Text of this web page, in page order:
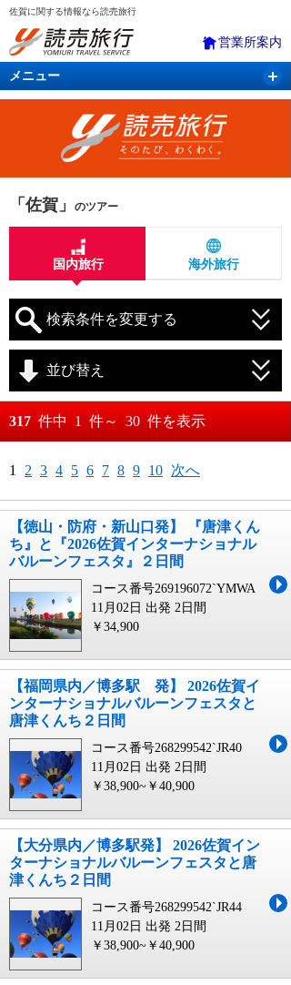
佐賀に関する情報なら読売旅行
営業所案内
メニュー
国内旅行 バスツアー 海外旅行
「佐賀」 のツアー
国内旅行 海外旅行
検索条件を変更する
月 日～
月 日
並び替え
おすすめ順
料金が高い順
317 件中 1 件～ 30 件を表示
1 2 3 4 5 6 7 8 9 10 次へ
【徳山・防府・新山口発】 『唐津くん
ち』と『2026佐賀インターナショナル
バルーンフェスタ』２日間
コース番号269196072`YMWA
11月02日 出発 2日間
￥34,900
【福岡県内／博多駅 発】 2026佐賀イ
ンターナショナルバルーンフェスタと
唐津くんち２日間
コース番号268299542`JR40
11月02日 出発 2日間
￥38,900~￥40,900
【大分県内／博多駅発】 2026佐賀イン
ターナショナルバルーンフェスタと唐
津くんち２日間
コース番号268299542`JR44
11月02日 出発 2日間
￥38,900~￥40,900